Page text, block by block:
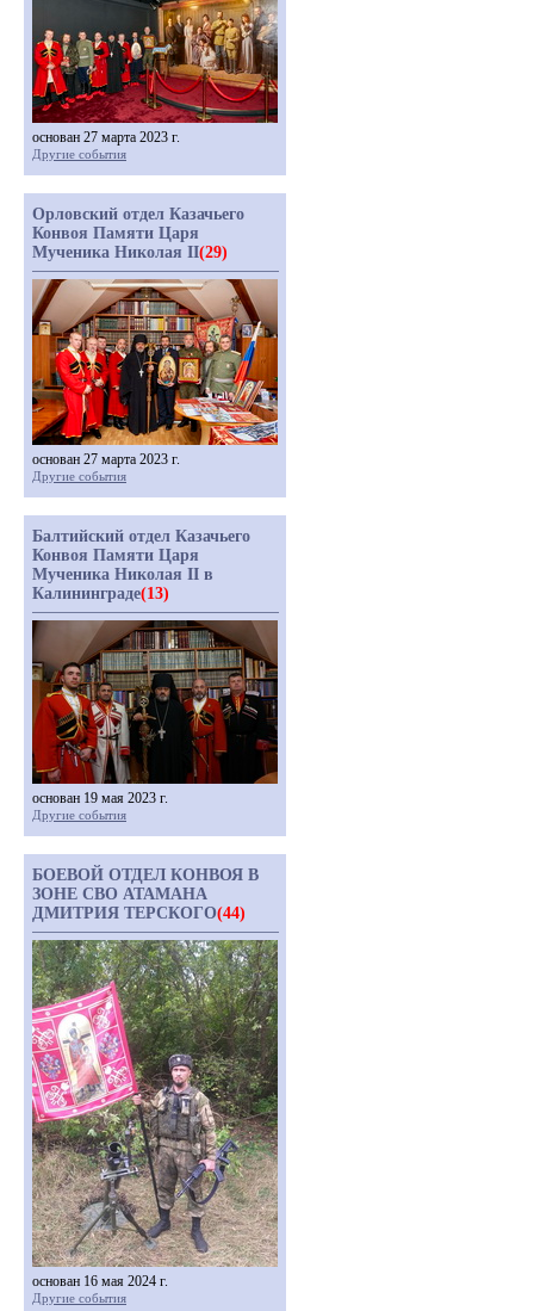
основан 27 марта 2023 г.
Другие события
Орловский отдел Казачьего
Конвоя Памяти Царя
Мученика Николая II(29)
основан 27 марта 2023 г.
Другие события
Балтийский отдел Казачьего
Конвоя Памяти Царя
Мученика Николая II в
Калининграде(13)
основан 19 мая 2023 г.
Другие события
БОЕВОЙ ОТДЕЛ КОНВОЯ В
ЗОНЕ СВО АТАМАНА
ДМИТРИЯ ТЕРСКОГО(44)
основан 16 мая 2024 г.
Другие события